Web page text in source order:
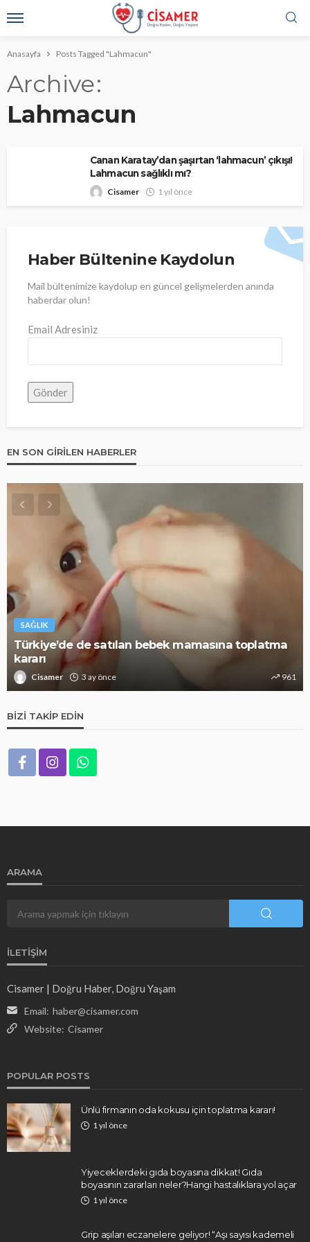
Anasayfa Posts Tagged "Lahmacun"
Archive
Lahmacun
Canan Karatay’dan şaşırtan ‘lahmacun’ çıkışı!
Lahmacun sağlıklı mı?
Cisamer 1 yıl önce
Haber Bültenine Kaydolun
Mail bültenimize kaydolup en güncel gelişmelerden anında
haberdar olun!
Email Adresiniz
EN SON GIRILEN HABERLER
SAĞLIK
Türkiye’de de satılan bebek mamasına toplatma
kararı
Cisamer 3 ay önce 961
BIZI TAKIP EDIN
ARAMA
İLETIŞIM
Cisamer | Doğru Haber, Doğru Yaşam
Email: haber@cisamer.com
Website: Cisamer
POPULAR POSTS
Ünlü firmanın oda kokusu için toplatma kararı!
1 yıl önce
Yiyeceklerdeki gıda boyasına dikkat! Gıda
boyasının zararları neler?Hangi hastalıklara yol açar
1 yıl önce
Grip aşıları eczanelere geliyor! “Aşı sayısı kademeli